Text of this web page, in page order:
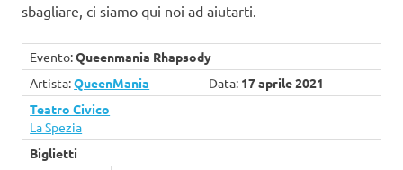
sbagliare, ci siamo qui noi ad aiutarti.
Evento:Queenmania Rhapsody
Artista:QueenMania Data: 17 aprile 2021
Teatro Civico
La Spezia
Biglietti